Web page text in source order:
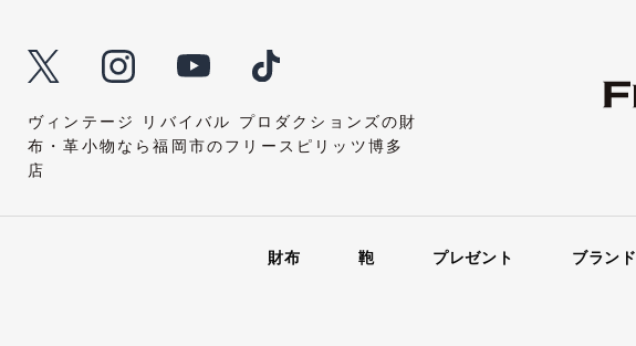
ヴィンテージ リバイバル プロダクションズの財
布・革小物なら福岡市のフリースピリッツ博多
店
財布 鞄 プレゼント ブランド